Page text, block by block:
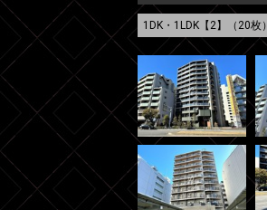
1DK・1LDK【2】（20枚）